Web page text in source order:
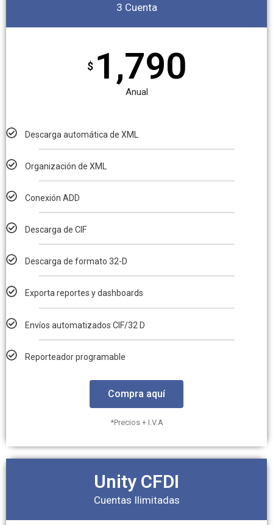
3 Cuenta
$ 1,790
Anual
Descarga automática de XML
Organización de XML
Conexión ADD
Descarga de CIF
Descarga de formato 32-D
Exporta reportes y dashboards
Envíos automatizados CIF/32 D
Reporteador programable
Compra aquí
*Precios + I.V.A
Unity CFDI
Cuentas Ilimitadas